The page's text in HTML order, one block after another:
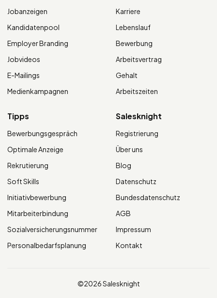
Jobanzeigen
Kandidatenpool
Employer Branding
Jobvideos
E-Mailings
Medienkampagnen
Karriere
Lebenslauf
Bewerbung
Arbeitsvertrag
Gehalt
Arbeitszeiten
Tipps
Bewerbungsgespräch
Optimale Anzeige
Rekrutierung
Soft Skills
Initiativbewerbung
Mitarbeiterbindung
Sozialversicherungsnummer
Personalbedarfsplanung
Salesknight
Registrierung
Über uns
Blog
Datenschutz
Bundesdatenschutz
AGB
Impressum
Kontakt
©2026 Salesknight